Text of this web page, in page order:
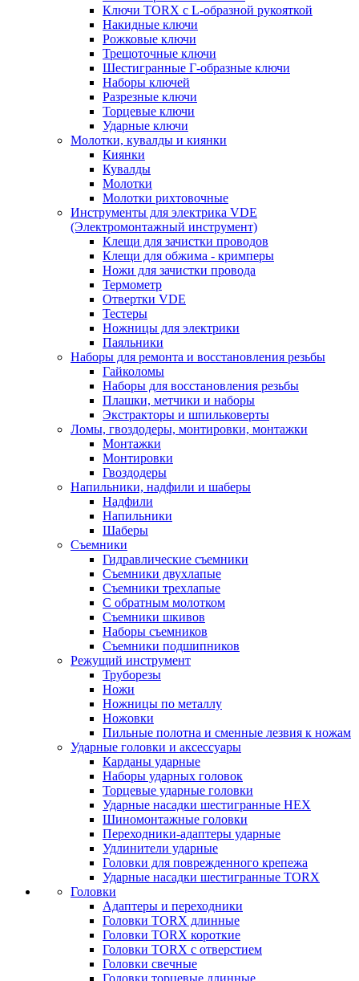
Ключи TORX с L-образной рукояткой
Накидные ключи
Рожковые ключи
Трещоточные ключи
Шестигранные Г-образные ключи
Наборы ключей
Разрезные ключи
Торцевые ключи
Ударные ключи
Молотки, кувалды и киянки
Киянки
Кувалды
Молотки
Молотки рихтовочные
Инструменты для электрика VDE
(Электромонтажный инструмент)
Клещи для зачистки проводов
Клещи для обжима - кримперы
Ножи для зачистки провода
Термометр
Отвертки VDE
Тестеры
Ножницы для электрики
Паяльники
Наборы для ремонта и восстановления резьбы
Гайколомы
Наборы для восстановления резьбы
Плашки, метчики и наборы
Экстракторы и шпильковерты
Ломы, гвоздодеры, монтировки, монтажки
Монтажки
Монтировки
Гвоздодеры
Напильники, надфили и шаберы
Надфили
Напильники
Шаберы
Съемники
Гидравлические съемники
Съемники двухлапые
Съемники трехлапые
С обратным молотком
Съемники шкивов
Наборы съемников
Съемники подшипников
Режущий инструмент
Труборезы
Ножи
Ножницы по металлу
Ножовки
Пильные полотна и сменные лезвия к ножам
Ударные головки и аксессуары
Карданы ударные
Наборы ударных головок
Торцевые ударные головки
Ударные насадки шестигранные HEX
Шиномонтажные головки
Переходники-адаптеры ударные
Удлинители ударные
Головки для поврежденного крепежа
Ударные насадки шестигранные TORX
Головки
Адаптеры и переходники
Головки TORX длинные
Головки TORX короткие
Головки TORX с отверстием
Головки свечные
Головки торцевые длинные